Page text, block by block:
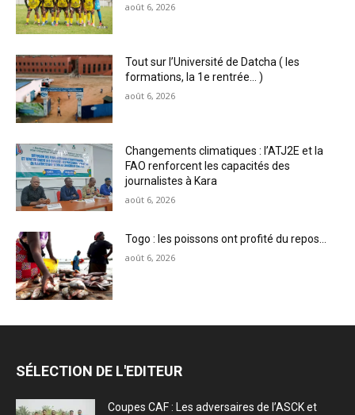
août 6, 2026
Tout sur l’Université de Datcha ( les
formations, la 1e rentrée… )
août 6, 2026
Changements climatiques : l’ATJ2E et la
FAO renforcent les capacités des
journalistes à Kara
août 6, 2026
Togo : les poissons ont profité du repos…
août 6, 2026
SÉLECTION DE L'EDITEUR
Coupes CAF : Les adversaires de l’ASCK et